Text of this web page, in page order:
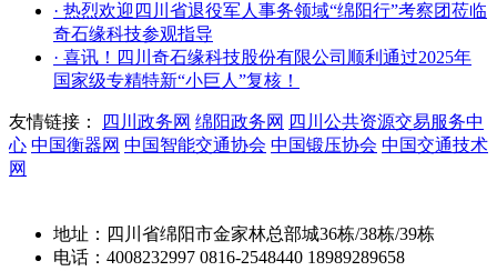
· 热烈欢迎四川省退役军人事务领域“绵阳行”考察团莅临
奇石缘科技参观指导
· 喜讯！四川奇石缘科技股份有限公司顺利通过2025年
国家级专精特新“小巨人”复核！
友情链接： 四川政务网 绵阳政务网 四川公共资源交易服务中
心 中国衡器网 中国智能交通协会 中国锻压协会 中国交通技术
网
地址：四川省绵阳市金家林总部城36栋/38栋/39栋
电话：4008232997 0816-2548440 18989289658